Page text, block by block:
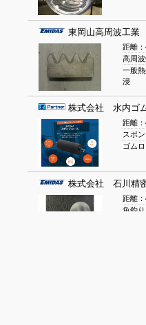
東岡山高周波工
距離
高周
一般
浸
株式会社 水内ゴ
距離
スポ
ゴム
株式会社 石川精
距離
魚釣